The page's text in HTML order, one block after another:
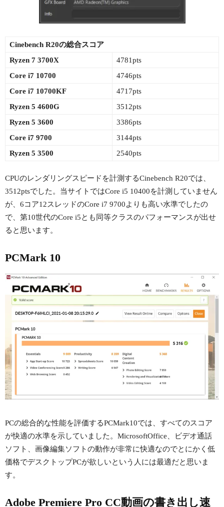
Cinebench R20の総合スコア
Ryzen 7 3700X
4781pts
Core i7 10700
4746pts
Core i7 10700KF
4717pts
Ryzen 5 4600G
3512pts
Ryzen 5 3600
3386pts
Core i7 9700
3144pts
Ryzen 5 3500
2540pts
CPUのレンダリングスピードを計測するCinebench R20では、
3512ptsでした。当サイトではCore i5 10400を計測していません
が、6コア12スレッドのCore i7 9700よりも高い水準でしたの
で、第10世代のCore i5とも同等クラスのパフォーマンスが出せ
ると思います。
PCMark 10
PCの総合的な性能を評価するPCMark10では、すべてのスコア
が快適の水準を示していました。MicrosoftOffice、ビデオ通話
ソフト、画像編集ソフトの動作が非常に快適なのでとにかく低
価格でデスクトップPCが欲しいという人には最適だと思いま
す。
Adobe Premiere Pro CC動画の書き出し速